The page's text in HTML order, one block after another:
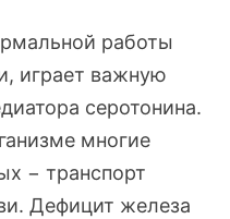
работы
играет важную
серотонина.
многие
− транспорт
Дефицит железа